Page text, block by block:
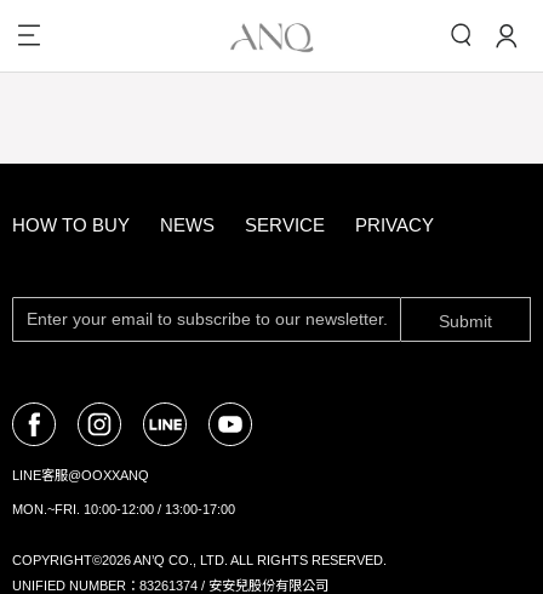
HOW TO BUY NEWS SERVICE PRIVACY
Submit
LINE客服@OOXXANQ
MON.~FRI. 10:00-12:00 / 13:00-17:00
COPYRIGHT©2026 AN’Q CO., LTD. ALL RIGHTS RESERVED.
UNIFIED NUMBER：83261374 / 安安兒股份有限公司